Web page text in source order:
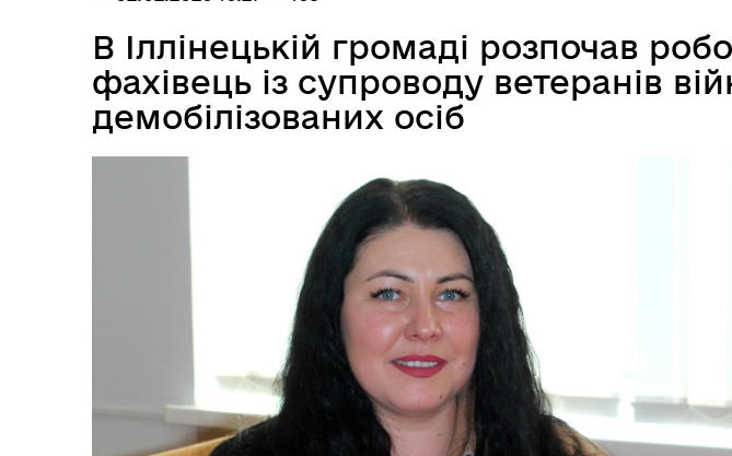
В Іллінецькій громаді розпочав
фахівець із супроводу ветеранів
демобілізованих осіб